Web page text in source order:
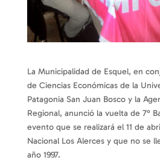
La Municipalidad de Esquel, en
de Ciencias Económicas de la
Patagonia San Juan Bosco y la
Regional, anunció la vuelta de 7°
evento que se realizará el 11 de
Nacional Los Alerces y que no se
año 1997.